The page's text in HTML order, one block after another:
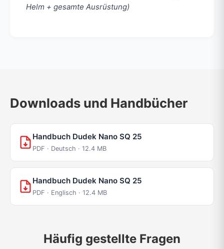
Helm + gesamte Ausrüstung)
Downloads und Handbücher
Handbuch Dudek Nano SQ 25
PDF · Deutsch · 12.4 MB
Handbuch Dudek Nano SQ 25
PDF · Englisch · 12.4 MB
Häufig gestellte Fragen